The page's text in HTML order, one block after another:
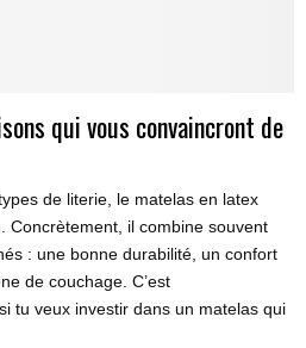
qui vous convaincront de
de literie, le matelas en latex
Concrètement, il combine souvent
: une bonne durabilité, un confort
de couchage. C’est
tu veux investir dans un matelas qui